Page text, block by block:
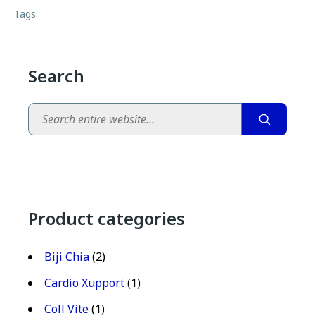
Tags:
Search
Search
Product categories
Biji Chia(2)
Cardio Xupport(1)
Coll Vite(1)